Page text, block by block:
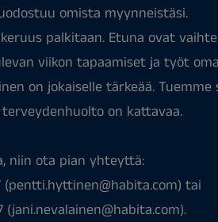
omista myynneistäsi.
palkitaan. Etuna ovat
viikon tapaamiset ja työt
on jokaiselle tärkeää. Tuemme
on kattavaa.
niin ota pian yhteyttä:
(pentti.hyttinen@habita.com) tai
(jani.nevalainen@habita.com).